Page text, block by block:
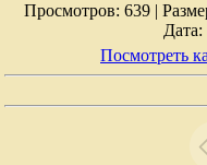
Просмотров: 639 |
Посмотреть